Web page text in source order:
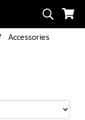
Accessories